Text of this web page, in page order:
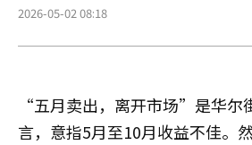
2026-05-02 08:18
“五月卖出，离开市场”是华尔
言，意指5月至10月收益不佳。